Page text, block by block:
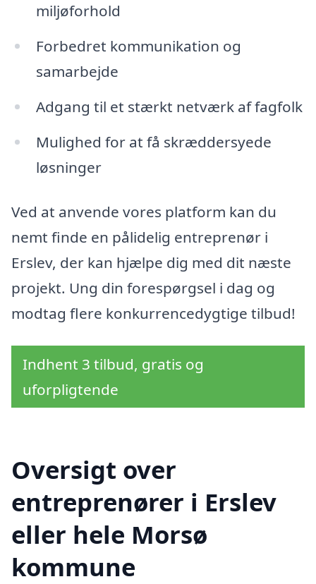
miljøforhold
Forbedret kommunikation og
samarbejde
Adgang til et stærkt netværk af fagfolk
Mulighed for at få skræddersyede
løsninger
Ved at anvende vores platform kan du
nemt finde en pålidelig entreprenør i
Erslev, der kan hjælpe dig med dit næste
projekt. Ung din forespørgsel i dag og
modtag flere konkurrencedygtige tilbud!
Indhent 3 tilbud, gratis og
uforpligtende
Oversigt over
entreprenører i Erslev
eller hele Morsø
kommune